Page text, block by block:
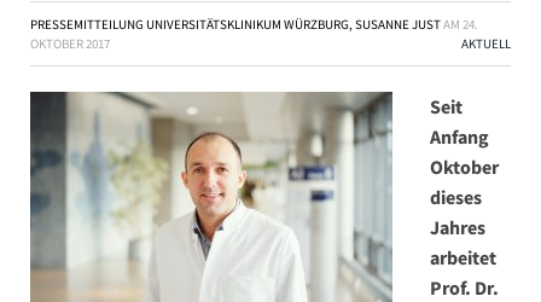
PRESSEMITTEILUNG UNIVERSITÄTSKLINIKUM WÜRZBURG, SUSANNE JUSTAM 24.
OKTOBER 2017
AKTUELL
Seit
Anfang
Oktober
dieses
Jahres
arbeitet
Prof. Dr.